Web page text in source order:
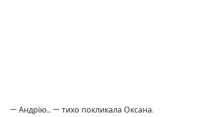
— Андрію… — тихо покликала Оксана.